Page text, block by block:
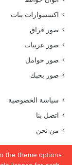
the theme options
اكسسوارات بنات
صور فراق
صور عربيات
صور حوامل
صور بحبك
سياسة الخصوصية
اتصل بنا
من نحن